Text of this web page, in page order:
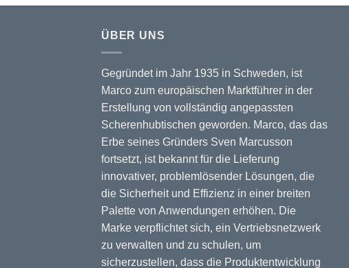
ÜBER UNS
Gegründet im Jahr 1935 in Schweden, ist
Marco zum europäischen Marktführer in der
Erstellung von vollständig angepassten
Scherenhubtischen geworden. Marco, das das
Erbe seines Gründers Sven Marcusson
fortsetzt, ist bekannt für die Lieferung
innovativer, problemlösender Lösungen, die
die Sicherheit und Effizienz in einer breiten
Palette von Anwendungen erhöhen. Die
Marke verpflichtet sich, ein Vertriebsnetzwerk
zu verwalten und zu schulen, um
sicherzustellen, dass die Produktentwicklung